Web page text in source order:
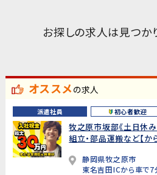
お探しの求人は見つか
オススメの求人
派遣社員 初心者歓迎
牧之原市坂部《土日休
組立・部品運搬など【か
静岡県牧之原市
東名吉田ICから車で7